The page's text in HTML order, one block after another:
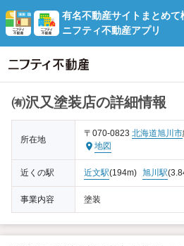
有名不動産サイトまとめて
ニフティ不動産アプリ
㈲沢又塗装店の詳細情報
所在地
〒070-0823 北海道旭川市
地図
近くの駅 近文駅(194m) 旭川駅
事業内容 塗装